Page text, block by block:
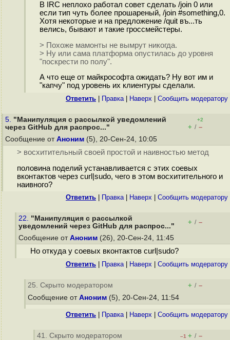
В IRC неплохо работал совет сделать /join 0 или
если тип чуть более прошареный, /join #something,0.
Хотя некоторые и на предложение /quit въ...ть
велись, бывают и такие гроссмейстеры.
> Похоже мамонты не вымрут никогда.
> Ну или сама платформа опустилась до уровня
"поскрести по полу".
А что еще от майкрософта ожидать? Ну вот им и
"капчу" под уровень их клиентуры сделали.
Ответить Правка| Наверх Cообщить модератору
5. "Манипуляция с рассылкой уведомлений
через GitHub для распрос..."
+2
+ / –
Сообщение от Аноним (5), 20-Сен-24, 10:05
> восхитительный своей простой и наивностью метод
половина поделий устанавливается с этих соевых
вконтактов через curl|sudo, чего в этом восхитительного и
наивного?
Ответить Правка| Наверх Cообщить модератору
22. "Манипуляция с рассылкой
уведомлений через GitHub для распрос..."
+ / –
Сообщение от Аноним (26), 20-Сен-24, 11:45
Но откуда у соевых вконтактов curl|sudo?
Ответить Правка| Наверх Cообщить модератору
25. Скрыто модератором + / –
Сообщение от Аноним (5), 20-Сен-24, 11:54
Ответить Правка| Наверх Cообщить модератору
41. Скрыто модератором –1 + / –